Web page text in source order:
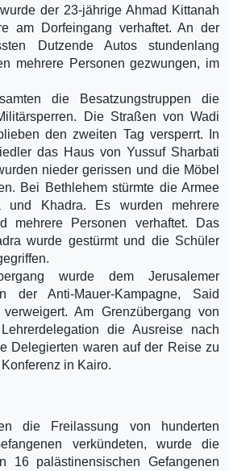
der 23-jährige Ahmad Kittanah
am Dorfeingang verhaftet. An der
Dutzende Autos stundenlang
mehrere Personen gezwungen, im
die Besatzungstruppen die
Die Straßen von Wadi
den zweiten Tag versperrt. In
das Haus von Yussuf Sharbati
nieder gerissen und die Möbel
Bei Bethlehem stürmte die Armee
und Khadra. Es wurden mehrere
mehrere Personen verhaftet. Das
wurde gestürmt und die Schüler
wurde dem Jerusalemer
der Anti-Mauer-Kampagne, Said
Am Grenzübergang von
die Ausreise nach
Delegierten waren auf der Reise zu
in Kairo.
die Freilassung von hunderten
verkündeten, wurde die
16 palästinensischen Gefangenen